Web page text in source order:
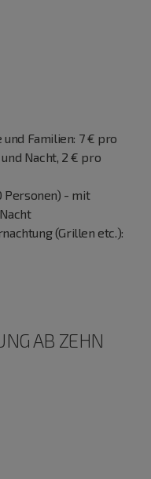
Familien: 7 € pro
Nacht, 2 € pro
Personen) - mit
(Grillen etc.):
AB ZEHN